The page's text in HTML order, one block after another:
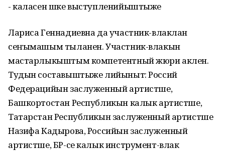
- каласен шке выступленийыштыже
Лариса Геннадиевна да участник-влаклан
сеҥымашым тыланен. Участник-влакын
мастарлыкыштым компетентный жюри аклен.
Тудын составыштыже лийыныт: Россий
Федерацийын заслуженный артистше,
Башкортостан Республикын калык артистше,
Татарстан Республикын заслуженный артистше
Назифа Кадырова, Российын заслуженный
артистше, БР-се калык инструмент-влак